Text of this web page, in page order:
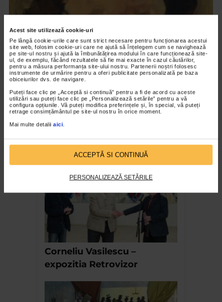
Acest site utilizează cookie-uri
Pe lângă cookie-urile care sunt strict necesare pentru funcționarea acestui
site web, folosim cookie-uri care ne ajută să înțelegem cum se navighează
pe site-ul nostru și ajută la îmbunătățirea modului în care funcționează site-
ul, de exemplu, făcând rezultatele să fie mai exacte în cazul căutărilor,
pentru a măsura performanța site-ului nostru. Partenerii noștri folosesc
instrumente de urmărire pentru a oferi publicitate personalizată pe baza
obiceiurilor dvs. de navigare.
Puteți face clic pe „Acceptă si continuă” pentru a fi de acord cu aceste
utilizări sau puteți face clic pe „Personalizează setările” pentru a vă
configura opțiunile. Vă puteți modifica preferințele și, în special, vă puteți
retrage consimțământul pe site-ul nostru în orice moment.
Mai multe detalii aici
ACCEPTĂ SI CONTINUĂ
PERSONALIZEAZĂ SETĂRILE
CLIPA DE ARTA
Nicolae Tonitza – Pictor al copiilor
RECOMANDĂRI
Corneliu Vasilescu –
expozitia Retrovizor